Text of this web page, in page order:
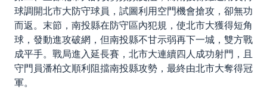
球調開北市大防守球員，試圖利用空門機會搶攻，卻無功
而返。末節，南投縣在防守區內犯規，使北市大獲得短角
球，發動進攻破網，但南投縣不甘示弱再下一城，雙方戰
成平手。戰局進入延長賽，北市大連續四人成功射門，且
守門員潘柏文順利阻擋南投縣攻勢，最終由北市大奪得冠
軍。